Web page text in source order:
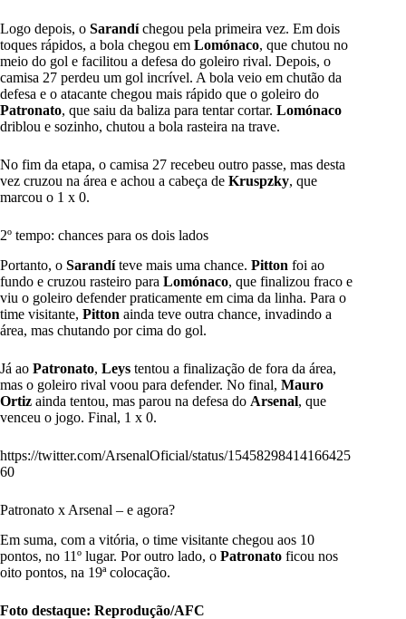
Logo depois, o Sarandíchegou pela primeira vez. Em dois
toques rápidos, a bola chegou em Lomónaco, que chutou no
meio do gol e facilitou a defesa do goleiro rival. Depois, o
camisa 27 perdeu um gol incrível. A bola veio em chutão da
defesa e o atacante chegou mais rápido que o goleiro do
Patronato, que saiu da baliza para tentar cortar. Lomónaco
driblou e sozinho, chutou a bola rasteira na trave.
No fim da etapa, o camisa 27 recebeu outro passe, mas desta
vez cruzou na área e achou a cabeça de Kruspzky, que
marcou o 1 x 0.
2º tempo: chances para os dois lados
Portanto, o Sarandíteve mais uma chance. Pitton foi ao
fundo e cruzou rasteiro para Lomónaco, que finalizou fraco e
viu o goleiro defender praticamente em cima da linha. Para o
time visitante, Pitton ainda teve outra chance, invadindo a
área, mas chutando por cima do gol.
Já ao Patronato, Leys tentou a finalização de fora da área,
mas o goleiro rival voou para defender. No final, Mauro
Ortiz ainda tentou, mas parou na defesa do Arsenal, que
venceu o jogo. Final, 1 x 0.
https://twitter.com/ArsenalOficial/status/15458298414166425
60
Patronato x Arsenal – e agora?
Em suma, com a vitória, o time visitante chegou aos 10
pontos, no 11º lugar. Por outro lado, o Patronato ficou nos
oito pontos, na 19ª colocação.
Foto destaque: Reprodução/AFC